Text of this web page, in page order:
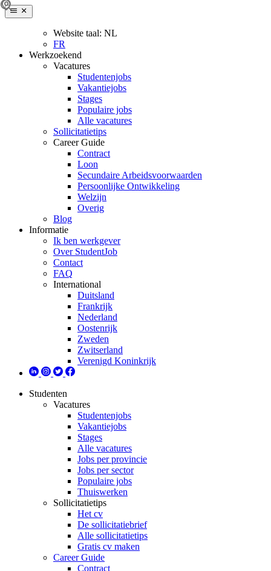
Website taal: NL
FR
Werkzoekend
Vacatures
Studentenjobs
Vakantiejobs
Stages
Populaire jobs
Alle vacatures
Sollicitatietips
Career Guide
Contract
Loon
Secundaire Arbeidsvoorwaarden
Persoonlijke Ontwikkeling
Welzijn
Overig
Blog
Informatie
Ik ben werkgever
Over StudentJob
Contact
FAQ
International
Duitsland
Frankrijk
Nederland
Oostenrijk
Zweden
Zwitserland
Verenigd Koninkrijk
Studenten
Vacatures
Studentenjobs
Vakantiejobs
Stages
Alle vacatures
Jobs per provincie
Jobs per sector
Populaire jobs
Thuiswerken
Sollicitatietips
Het cv
De sollicitatiebrief
Alle sollicitatietips
Gratis cv maken
Career Guide
Contract